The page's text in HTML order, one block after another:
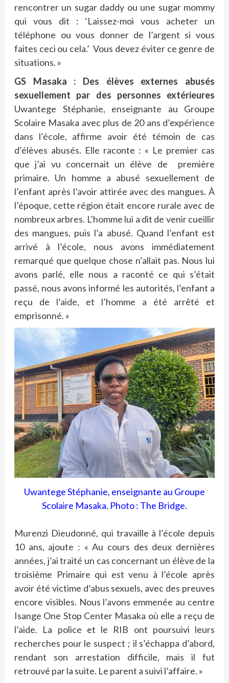
rencontrer un sugar daddy ou une sugar mommy
qui vous dit : ‘Laissez-moi vous acheter un
téléphone ou vous donner de l’argent si vous
faites ceci ou cela.’ Vous devez éviter ce genre de
situations. »
GS Masaka : Des élèves externes abusés
sexuellement par des personnes extérieures
Uwantege Stéphanie, enseignante au Groupe
Scolaire Masaka avec plus de 20 ans d’expérience
dans l’école, affirme avoir été témoin de cas
d’élèves abusés. Elle raconte : « Le premier cas
que j’ai vu concernait un élève de première
primaire. Un homme a abusé sexuellement de
l’enfant après l’avoir attirée avec des mangues. À
l’époque, cette région était encore rurale avec de
nombreux arbres. L’homme lui a dit de venir cueillir
des mangues, puis l’a abusé. Quand l’enfant est
arrivé à l’école, nous avons immédiatement
remarqué que quelque chose n’allait pas. Nous lui
avons parlé, elle nous a raconté ce qui s’était
passé, nous avons informé les autorités, l’enfant a
reçu de l’aide, et l’homme a été arrêté et
emprisonné. »
Uwantege Stéphanie, enseignante au Groupe
Scolaire Masaka. Photo : The Bridge.
Murenzi Dieudonné, qui travaille à l’école depuis
10 ans, ajoute : « Au cours des deux dernières
années, j’ai traité un cas concernant un élève de la
troisième Primaire qui est venu à l’école après
avoir été victime d’abus sexuels, avec des preuves
encore visibles. Nous l’avons emmenée au centre
Isange One Stop Center Masaka où elle a reçu de
l’aide. La police et le RIB ont poursuivi leurs
recherches pour le suspect ; il s’échappa d’abord,
rendant son arrestation difficile, mais il fut
retrouvé par la suite. Le parent a suivi l’affaire. »